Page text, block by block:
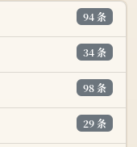
94 条
34 条
98 条
29 条